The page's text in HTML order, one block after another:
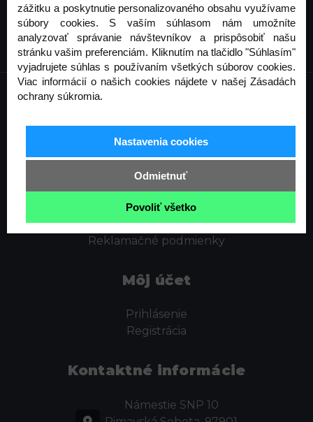
Informácie
Ochrana osobných údajov
Odstúpenie od zmluvy
Cookies
Obchodné podmienky
Kontakt
Reklamačné podmienky
Môj účet
Prihlásenie
Registrácia
Kontaktné informácie
Námestie SNP 10
zážitku a poskytnutie personalizovaného obsahu využívame
súbory cookies. S vaším súhlasom nám umožníte
analyzovať správanie návštevníkov a prispôsobiť našu
stránku vašim preferenciám. Kliknutím na tlačidlo "Súhlasím"
vyjadrujete súhlas s používaním všetkých súborov cookies.
Viac informácií o našich cookies nájdete v našej Zásadách
ochrany súkromia.
Nastavenia cookies
Odmietnuť
Povoliť všetko